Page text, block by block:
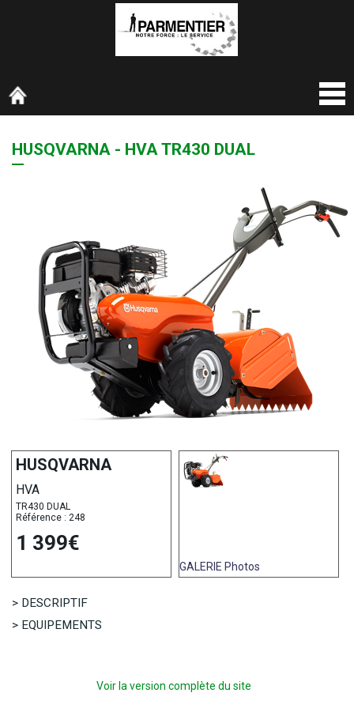
HUSQVARNA - HVA TR430 DUAL
HUSQVARNA
HVA
TR430 DUAL
Référence : 248
1 399€
GALERIE Photos
> DESCRIPTIF
> EQUIPEMENTS
Voir la version complète du site